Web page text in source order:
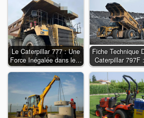
Le Caterpillar 777 : Une
Force Inégalée dans le…
Fiche Technique
Caterpillar